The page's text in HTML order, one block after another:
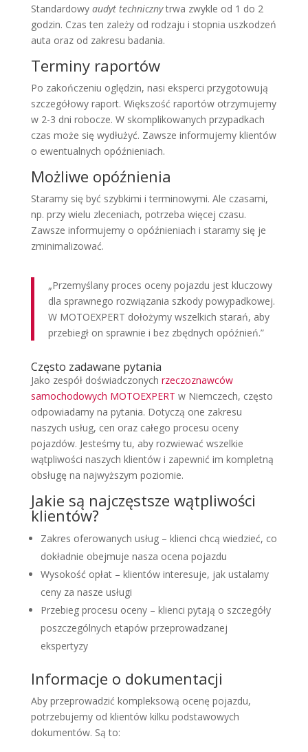
Standardowy audyt technicznytrwa zwykle od 1 do 2
godzin. Czas ten zależy od rodzaju i stopnia uszkodzeń
auta oraz od zakresu badania.
Terminy raportów
Po zakończeniu oględzin, nasi eksperci przygotowują
szczegółowy raport. Większość raportów otrzymujemy
w 2-3 dni robocze. W skomplikowanych przypadkach
czas może się wydłużyć. Zawsze informujemy klientów
o ewentualnych opóźnieniach.
Możliwe opóźnienia
Staramy się być szybkimi i terminowymi. Ale czasami,
np. przy wielu zleceniach, potrzeba więcej czasu.
Zawsze informujemy o opóźnieniach i staramy się je
zminimalizować.
„Przemyślany proces oceny pojazdu jest kluczowy
dla sprawnego rozwiązania szkody powypadkowej.
W MOTOEXPERT dołożymy wszelkich starań, aby
przebiegł on sprawnie i bez zbędnych opóźnień.”
Często zadawane pytania
Jako zespół doświadczonych rzeczoznawców
samochodowych MOTOEXPERT w Niemczech, często
odpowiadamy na pytania. Dotyczą one zakresu
naszych usług, cen oraz całego procesu oceny
pojazdów. Jesteśmy tu, aby rozwiewać wszelkie
wątpliwości naszych klientów i zapewnić im kompletną
obsługę na najwyższym poziomie.
Jakie są najczęstsze wątpliwości
klientów?
Zakres oferowanych usług – klienci chcą wiedzieć, co
dokładnie obejmuje nasza ocena pojazdu
Wysokość opłat – klientów interesuje, jak ustalamy
ceny za nasze usługi
Przebieg procesu oceny – klienci pytają o szczegóły
poszczególnych etapów przeprowadzanej
ekspertyzy
Informacje o dokumentacji
Aby przeprowadzić kompleksową ocenę pojazdu,
potrzebujemy od klientów kilku podstawowych
dokumentów. Są to: